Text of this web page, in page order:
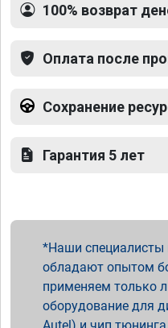
100% возврат
Оплата после
Сохранение
Гарантия 5 лет
Наши специалисты
обладают опытом
применяем только
оборудование для